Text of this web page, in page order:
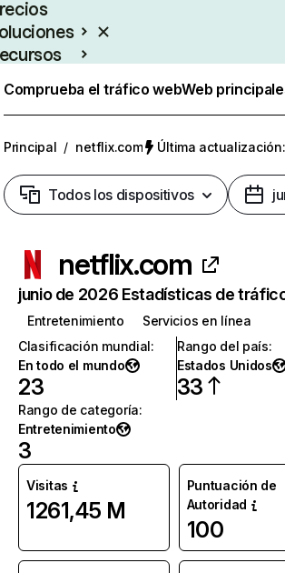
Comprueba el tráfico webWeb
Principal / netflix.com Última
Todos los dispositivos
netflix.com
junio de 2026 Estadísticas de
Entretenimiento
Servicios en línea
Clasificación mundial:
En todo el mundo
23
Rango del país:
Estados Unidos
33
Rango de categoría:
Entretenimiento
3
Visitas
1261,45 M
Puntuación de
Autoridad
100